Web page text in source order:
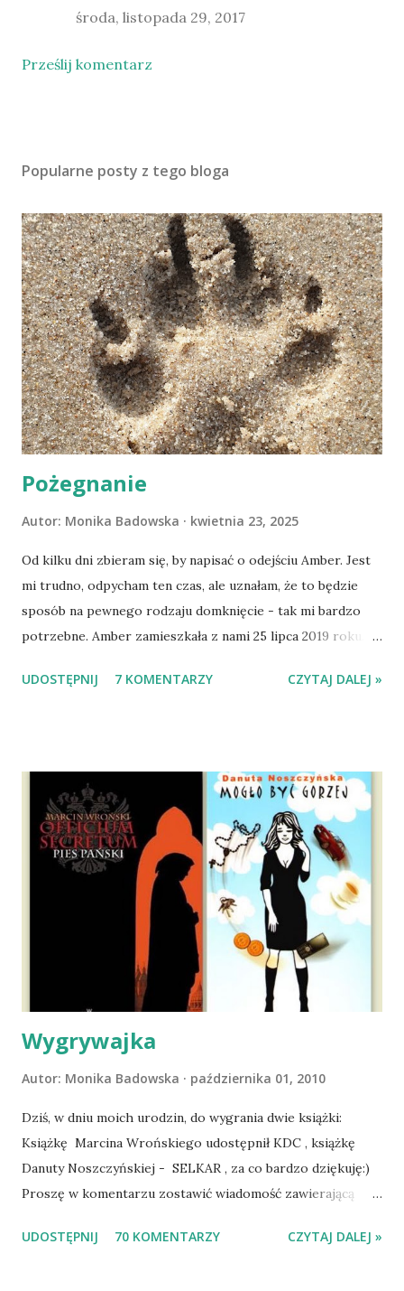
środa, listopada 29, 2017
Prześlij komentarz
Popularne posty z tego bloga
Pożegnanie
Autor: Monika Badowska kwietnia 23, 2025
Od kilku dni zbieram się, by napisać o odejściu Amber. Jest
mi trudno, odpycham ten czas, ale uznałam, że to będzie
sposób na pewnego rodzaju domknięcie - tak mi bardzo
potrzebne. Amber zamieszkała z nami 25 lipca 2019 roku.
Mazowieckim, pojechaliśmy na wizytę zapoznawczą, a kilka
wspólnego życia przeczytacie TUTAJ i TUTAJ . Gdy już
nieco okrzepliśmy w codzienności z psem, a Amber - z
ludźmi i kotami, pojawił się pomysł na wspólny jesienny
wyjazd w Beskid Niski. Zanim to jednak się stało psica miała
atak padaczki, co spowodowało, że wyjazd odwołaliśmy,
wdrożyliśmy leczenie i od nowa zaczęliśmy oswajać z nami i
wspólnym życiem zdezorientowanego chorobą psa. Udało
się ustabilizować zawirowania zdrowotne i wówczas
zaczęliśmy się cieszyć sobą wzajemnie już na 100%.
Dopier...
UDOSTĘPNIJ 7 KOMENTARZY CZYTAJ DALEJ »
Wygrywajka
Autor: Monika Badowska października 01, 2010
Dziś, w dniu moich urodzin, do wygrania dwie książki:
Książkę Marcina Wrońskiego udostępnił KDC , książkę
Danuty Noszczyńskiej - SELKAR , za co bardzo dziękuję:)
Proszę w komentarzu zostawić wiadomość zawierającą
Losowanie odbędzie się w niedzielę o 8:00. Zapraszam
UDOSTĘPNIJ 70 KOMENTARZY CZYTAJ DALEJ »